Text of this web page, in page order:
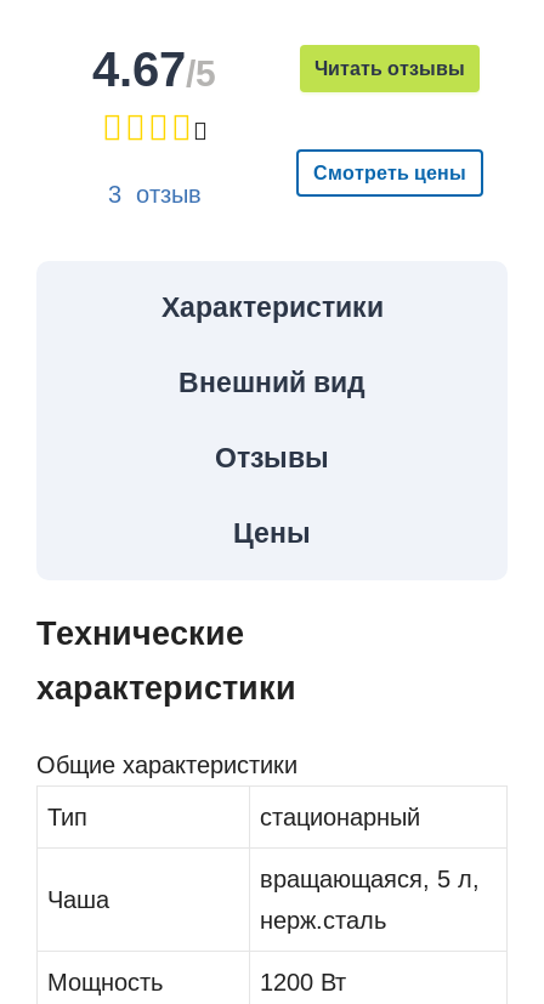
4.67/5
3 отзыв
Читать отзывы
Смотреть цены
Характеристики
Внешний вид
Отзывы
Цены
Технические
характеристики
Общие характеристики
Тип
стационарный
Чаша
вращающаяся, 5 л,
нерж.сталь
Мощность 1200 Вт